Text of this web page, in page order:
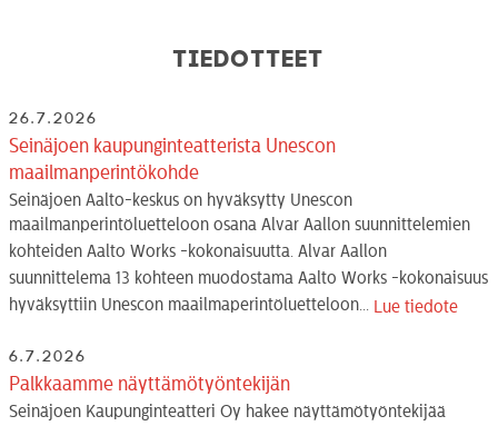
Tiedotteet
26.7.2026
Seinäjoen kaupunginteatterista Unescon
maailmanperintökohde
Seinäjoen Aalto-keskus on hyväksytty Unescon
maailmanperintöluetteloon osana Alvar Aallon suunnittelemien
kohteiden Aalto Works -kokonaisuutta. Alvar Aallon
suunnittelema 13 kohteen muodostama Aalto Works -kokonaisuus
hyväksyttiin Unescon maailmaperintöluetteloon...
Lue tiedote
6.7.2026
Palkkaamme näyttämötyöntekijän
Seinäjoen Kaupunginteatteri Oy hakee näyttämötyöntekijää